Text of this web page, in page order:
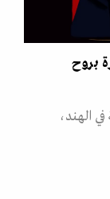
بروح
الهند،